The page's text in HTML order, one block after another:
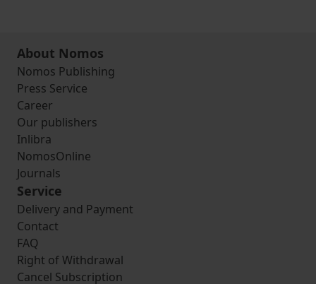
About Nomos
Nomos Publishing
Press Service
Career
Our publishers
Inlibra
NomosOnline
Journals
Service
Delivery and Payment
Contact
FAQ
Right of Withdrawal
Cancel Subscription